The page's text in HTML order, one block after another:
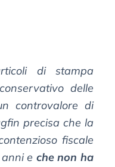
di stampa
delle
controvalore di
precisa che la
fiscale
e che non ha